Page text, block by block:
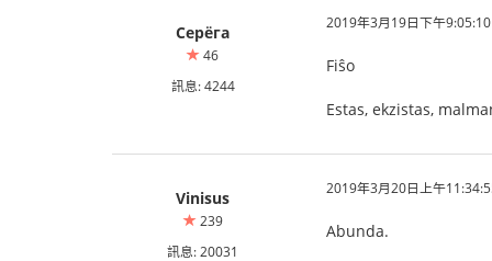
Серёга
46
訊息: 4244
2019年3月19日下午9:05:10
Fiŝo
Estas, ekzistas,
Vinisus
239
訊息: 20031
2019年3月20日上午
Abunda.